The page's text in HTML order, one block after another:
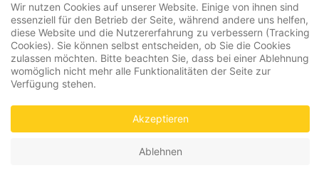
Wir nutzen Cookies auf unserer Website. Einige von ihnen sind
essenziell für den Betrieb der Seite, während andere uns helfen,
diese Website und die Nutzererfahrung zu verbessern (Tracking
Cookies). Sie können selbst entscheiden, ob Sie die Cookies
zulassen möchten. Bitte beachten Sie, dass bei einer Ablehnung
womöglich nicht mehr alle Funktionalitäten der Seite zur
Verfügung stehen.
Akzeptieren
Ablehnen